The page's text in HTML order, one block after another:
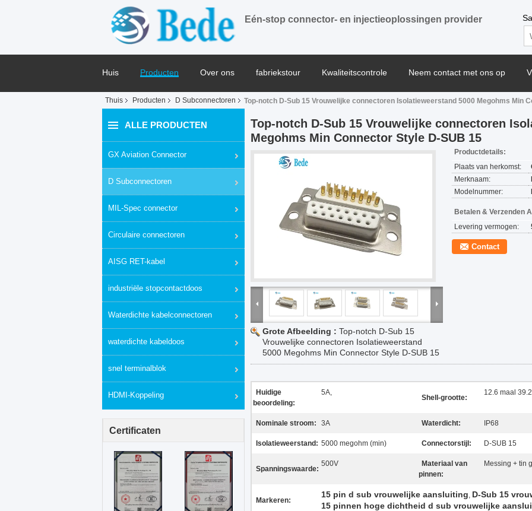
Eén-stop connector- en injectieoplossingen provider
Huis Producten Over ons fabriekstour Kwaliteitscontrole Neem contact met ons op
Blog
Thuis Producten D Subconnectoren Top-notch D-Sub 15 Vrouwelijke connectoren Isolatieweerstand 5000 Megohms Min
ALLE PRODUCTEN
GX Aviation Connector
D Subconnectoren
MIL-Spec connector
Circulaire connectoren
AISG RET-kabel
industriële stopcontactdoos
Waterdichte kabelconnectoren
waterdichte kabeldoos
snel terminalblok
HDMI-Koppeling
Certificaten
Top-notch D-Sub 15 Vrouwelijke connectoren
Megohms Min Connector Style D-SUB 15
Grote Afbeelding : Top-notch D-Sub 15
Vrouwelijke connectoren Isolatieweerstand
5000 Megohms Min Connector Style D-SUB 15
Productdetails:
Plaats van herkomst:
Merknaam:
Modelnummer:
Betalen & Verzenden
Levering vermogen:
Contact
Huidige
beoordeling:
5A,
Shell-grootte:
12.6 maal 39.2
Nominale stroom: 3A Waterdicht: IP68
Isolatieweerstand: 5000 megohm (min) Connectorstijl: D-SUB 15
Spanningswaarde:
500V
Materiaal van
pinnen:
Messing + tin
Markeren:
15 pin d sub vrouwelijke aansluiting, D-Sub 15
15 pinnen hoge dichtheid d sub vrouwelijke